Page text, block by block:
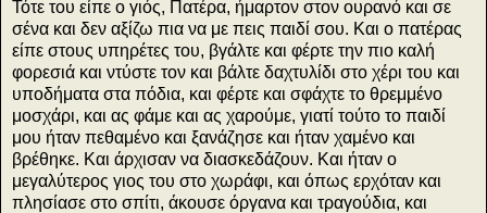
Τότε του είπε ο γιός, Πατέρα, ήμαρτον στον ουρανό και σε
σένα και δεν αξίζω πια να με πεις παιδί σου. Και ο πατέρας
είπε στους υπηρέτες του, βγάλτε και φέρτε την πιο καλή
φορεσιά και ντύστε τον και βάλτε δαχτυλίδι στο χέρι του και
υποδήματα στα πόδια, και φέρτε και σφάχτε το θρεμμένο
μοσχάρι, και ας φάμε και ας χαρούμε, γιατί τούτο το παιδί
μου ήταν πεθαμένο και ξανάζησε και ήταν χαμένο και
βρέθηκε. Και άρχισαν να διασκεδάζουν. Και ήταν ο
μεγαλύτερος γιος του στο χωράφι, και όπως ερχόταν και
πλησίασε στο σπίτι, άκουσε όργανα και τραγούδια, και